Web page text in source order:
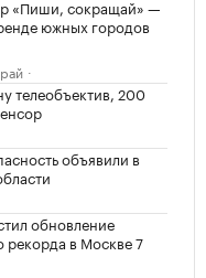
«Пиши, сокращай» —
южных городов
телеобъектив, 200
объявили в
обновление
рекорда в Москве 7